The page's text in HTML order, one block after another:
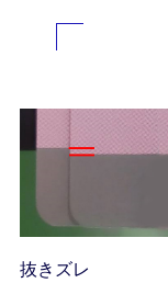
抜きズレ